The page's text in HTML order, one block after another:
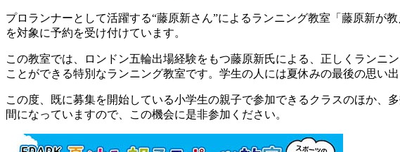
プロランナーとして活躍する“藤原新さん”によるランニング教室「藤原新が
を対象に予約を受け付けています。
この教室では、ロンドン五輪出場経験をもつ藤原新氏による、正しくランニ
ことができる特別なランニング教室です。学生の人には夏休みの最後の思い
この度、既に募集を開始している小学生の親子で参加できるクラスのほか
間になっていますので、この機会に是非参加ください。